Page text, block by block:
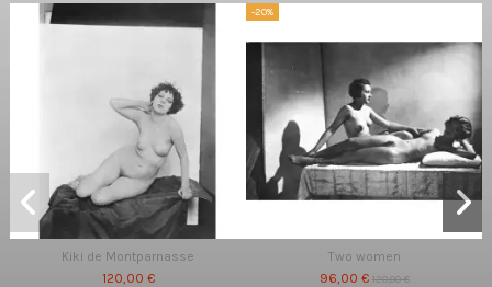
Kiki de Montparnasse
120,00 €
-20%
Two women
96,00 € 120,00 €